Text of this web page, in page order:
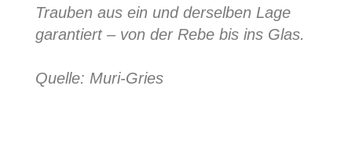
Trauben aus ein und derselben Lage
garantiert – von der Rebe bis ins Glas.
Quelle: Muri-Gries